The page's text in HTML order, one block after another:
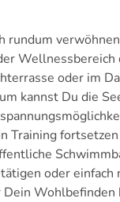
rundum
oder im
kannst Du die
Training
oder
Wohlbefinden